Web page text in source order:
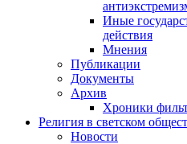
Иные
действия
Мнения
Публикации
Документы
Архив
Хроники
Религия в светском
Новости